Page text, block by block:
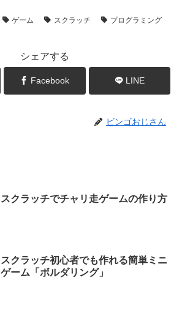
ゲーム スクラッチ プログラミング
シェアする
Facebook LINE
ビンゴおじさん
スクラッチでチャリ走ゲームの作り方
スクラッチ初心者でも作れる簡単ミニ
ゲーム「ボルダリング」